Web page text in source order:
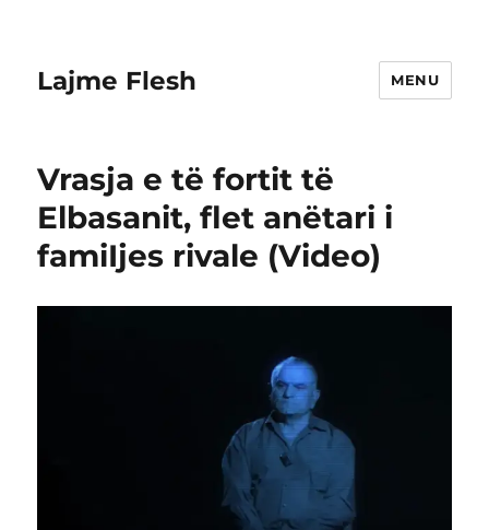
Lajme Flesh MENU
Vrasja e të fortit të
Elbasanit, flet anëtari i
famiIjes rivale (Video)